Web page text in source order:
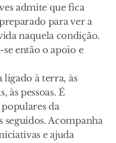
admite que fica
para ver a
naquela condição.
então o apoio e
à terra, às
às pessoas. É
da
seguidos. Acompanha
e ajuda